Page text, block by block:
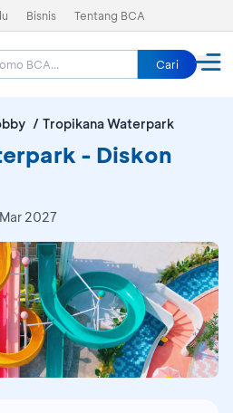
Bisnis Tentang BCA
Cari
Tropikana Waterpark
- Diskon
2027